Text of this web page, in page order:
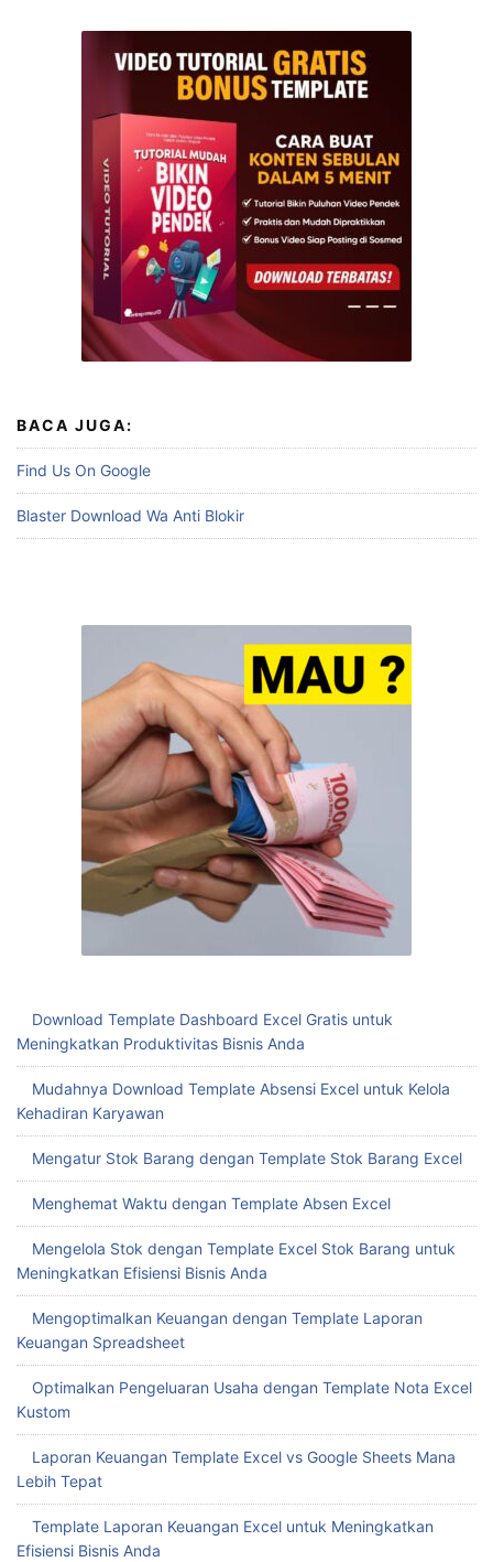
BACA JUGA:
Find Us On Google
Blaster Download Wa Anti Blokir
Download Template Dashboard Excel Gratis untuk
Meningkatkan Produktivitas Bisnis Anda
Mudahnya Download Template Absensi Excel untuk Kelola
Kehadiran Karyawan
Mengatur Stok Barang dengan Template Stok Barang Excel
Menghemat Waktu dengan Template Absen Excel
Mengelola Stok dengan Template Excel Stok Barang untuk
Meningkatkan Efisiensi Bisnis Anda
Mengoptimalkan Keuangan dengan Template Laporan
Keuangan Spreadsheet
Optimalkan Pengeluaran Usaha dengan Template Nota Excel
Kustom
Laporan Keuangan Template Excel vs Google Sheets Mana
Lebih Tepat
Template Laporan Keuangan Excel untuk Meningkatkan
Efisiensi Bisnis Anda